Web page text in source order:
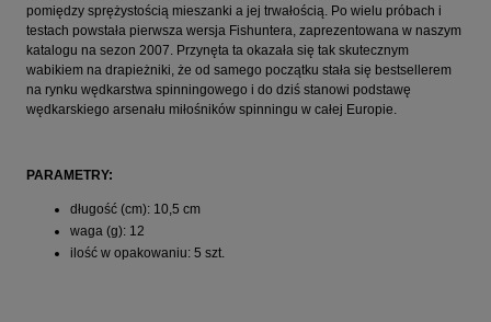
pomiędzy sprężystością mieszanki a jej trwałością. Po wielu próbach i
testach powstała pierwsza wersja Fishuntera, zaprezentowana w naszym
katalogu na sezon 2007. Przynęta ta okazała się tak skutecznym
wabikiem na drapieżniki, że od samego początku stała się bestsellerem
na rynku wędkarstwa spinningowego i do dziś stanowi podstawę
wędkarskiego arsenału miłośników spinningu w całej Europie.
PARAMETRY:
długość (cm): 10,5 cm
waga (g): 12
ilość w opakowaniu: 5 szt.